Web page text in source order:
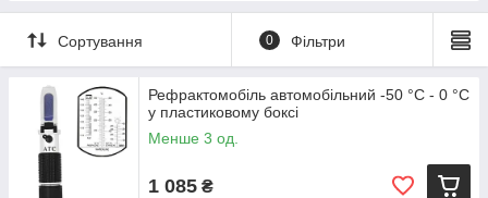
Сортування 0 Фільтри
Рефрактомобіль автомобільний -50 °C - 0 °C
у пластиковому боксі
Менше 3 од.
1 085 ₴